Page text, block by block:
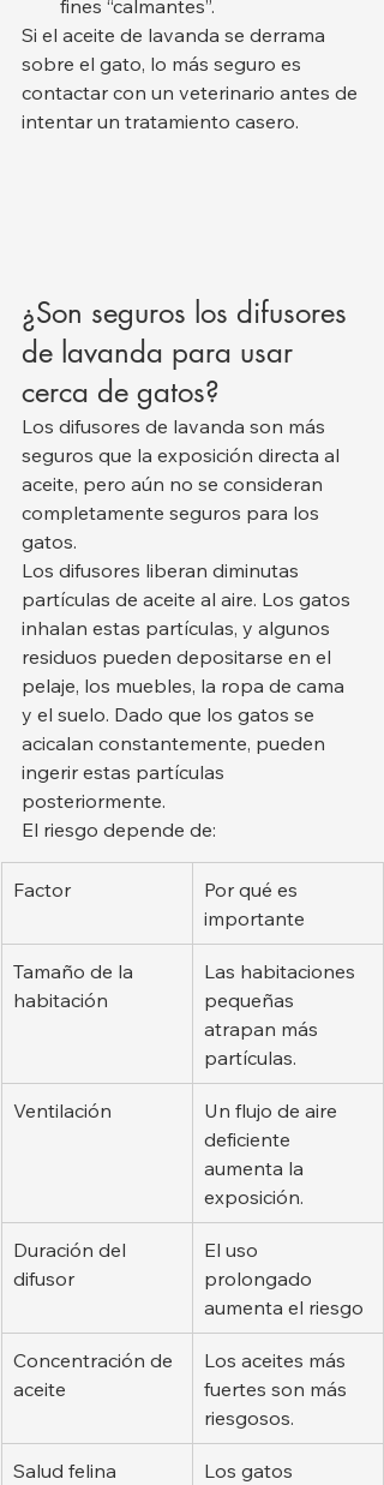
fines “calmantes”.
Si el aceite de lavanda se derrama
sobre el gato, lo más seguro es
contactar con un veterinario antes de
intentar un tratamiento casero.
¿Son seguros los difusores
de lavanda para usar
cerca de gatos?
Los difusores de lavanda son más
seguros que la exposición directa al
aceite, pero aún no se consideran
completamente seguros para los
gatos.
Los difusores liberan diminutas
partículas de aceite al aire. Los gatos
inhalan estas partículas, y algunos
residuos pueden depositarse en el
pelaje, los muebles, la ropa de cama
y el suelo. Dado que los gatos se
acicalan constantemente, pueden
ingerir estas partículas
posteriormente.
El riesgo depende de:
Factor
Por qué es
importante
Tamaño de la
habitación
Las habitaciones
pequeñas
atrapan más
partículas.
Ventilación
Un flujo de aire
deficiente
aumenta la
exposición.
Duración del
difusor
El uso
prolongado
aumenta el riesgo
Concentración de
aceite
Los aceites más
fuertes son más
riesgosos.
Salud felina
Los gatos